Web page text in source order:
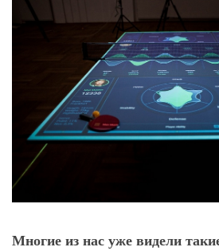
Многие из нас уже видели